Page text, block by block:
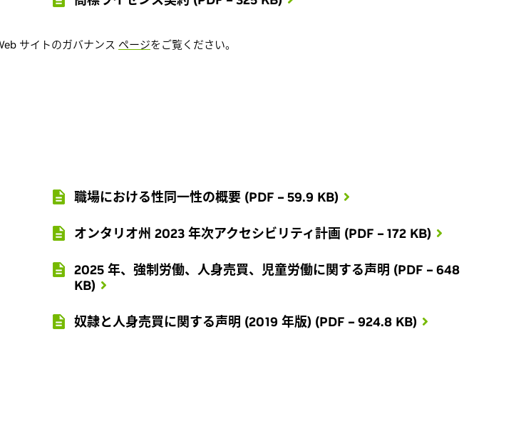
サイトのガバナンス ページをご覧ください。
職場における性同一性の概要 (PDF – 59.9 KB)
オンタリオ州 2023 年次アクセシビリティ計画 (PDF – 172 KB)
2025 年、強制労働、人身売買、児童労働に関する声明 (PDF – 648
KB)
奴隷と人身売買に関する声明 (2019 年版) (PDF – 924.8 KB)